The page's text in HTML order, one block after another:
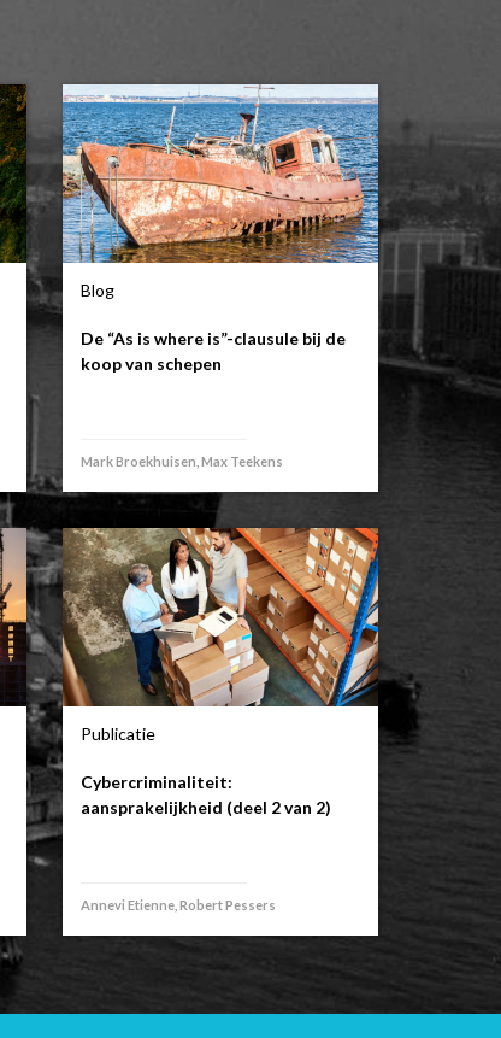
Blog
De “As is where is”-clausule bij de
koop van schepen
Mark Broekhuisen, Max Teekens
Publicatie
Cybercriminaliteit:
aansprakelijkheid (deel 2 van 2)
Annevi Etienne, Robert Pessers